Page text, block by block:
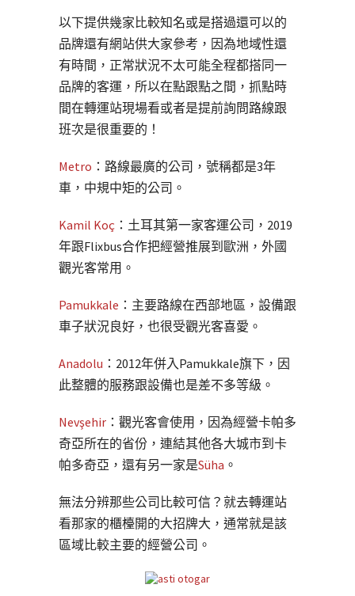
以下提供幾家比較知名或是搭過還可以的
品牌還有網站供大家參考，因為地域性還
有時間，正常狀況不太可能全程都搭同一
品牌的客運，所以在點跟點之間，抓點時
間在轉運站現場看或者是提前詢問路線跟
班次是很重要的！
Metro ：路線最廣的公司，號稱都是3年
車，中規中矩的公司。
Kamil Koç ：土耳其第一家客運公司，2019
年跟Flixbus合作把經營推展到歐洲，外國
觀光客常用。
Pamukkale ：主要路線在西部地區，設備跟
車子狀況良好，也很受觀光客喜愛。
Anadolu ：2012年併入Pamukkale旗下，因
此整體的服務跟設備也是差不多等級。
Nevşehir ：觀光客會使用，因為經營卡帕多
奇亞所在的省份，連結其他各大城市到卡
帕多奇亞，還有另一家是Süha 。
無法分辨那些公司比較可信？就去轉運站
看那家的櫃檯開的大招牌大，通常就是該
區域比較主要的經營公司。